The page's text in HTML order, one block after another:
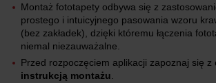
Montaż fototapety odbywa się z
prostego i intuicyjnego pasowania wzoru
(bez zakładek), dzięki któremu łączenia
niemal niezauważalne.
Przed rozpoczęciem aplikacji zapoznaj się z
instrukcją montażu